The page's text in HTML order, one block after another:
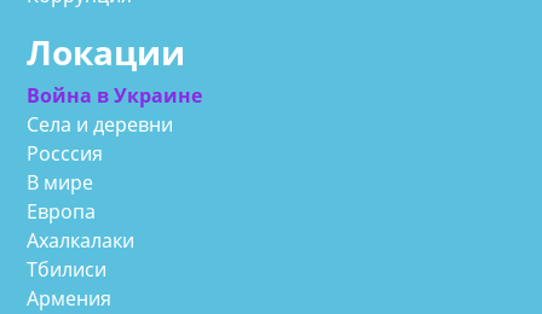
Локации
Война в Украине
Села и деревни
Росссия
В мире
Европа
Ахалкалаки
Тбилиси
Армения